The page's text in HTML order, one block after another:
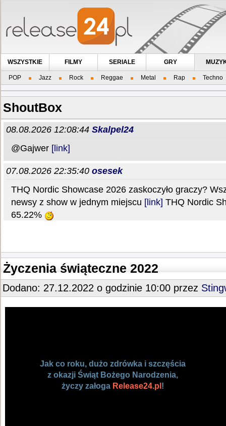
WSZYSTKIE FILMY SERIALE GRY
POP Jazz Rock Reggae Metal Rap Techno
ShoutBox
Życzenia świąteczne 2022
Dodano: 27.12.2022 o godzinie 10:00 przez
Jak co roku, dużo zdrówka i szczęścia
z okazji Świąt Bożego Narodzenia,
życzy załoga Release24.pl !